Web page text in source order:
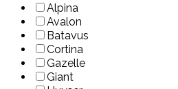
Alpina
Avalon
Batavus
Cortina
Gazelle
Giant